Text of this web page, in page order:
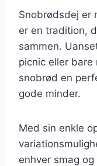
Snobrødsdej er
er en tradition,
sammen.
picnic eller
snobrød en
gode minder.
Med sin enkle
enhver smag